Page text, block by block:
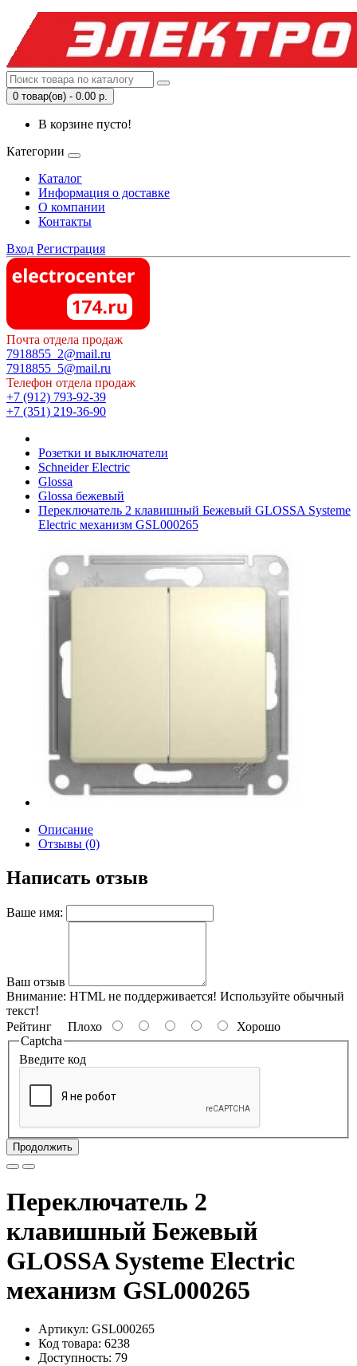
0 товар(ов) - 0.00 р.
В корзине пусто!
Категории
Каталог
Информация о доставке
О компании
Контакты
Вход Регистрация
Почта отдела продаж
7918855_2@mail.ru
7918855_5@mail.ru
Телефон отдела продаж
+7 (912) 793-92-39
+7 (351) 219-36-90
Розетки и выключатели
Schneider Electric
Glossa
Glossа бежевый
Переключатель 2 клавишный Бежевый GLOSSA Systeme
Electric механизм GSL000265
Описание
Отзывы (0)
Написать отзыв
Ваше имя:
Ваш отзыв
Внимание: HTML не поддерживается! Используйте обычный
текст!
Рейтинг Плохо
Хорошо
Captcha
Введите код
Продолжить
Переключатель 2
клавишный Бежевый
GLOSSA Systeme Electric
механизм GSL000265
Артикул: GSL000265
Код товара: 6238
Доступность: 79